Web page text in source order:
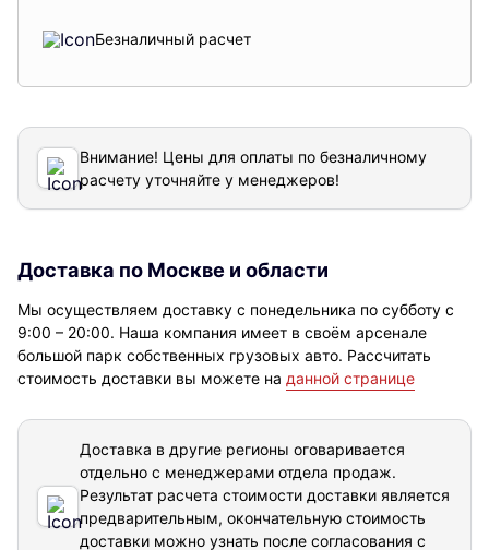
Безналичный расчет
Внимание! Цены для оплаты по безналичному
расчету уточняйте у менеджеров!
Доставка по Москве и области
Мы осуществляем доставку с понедельника по субботу с
9:00 – 20:00. Наша компания имеет в своём арсенале
большой парк собственных грузовых авто. Рассчитать
стоимость доставки вы можете на данной странице
Доставка в другие регионы оговаривается
отдельно с менеджерами отдела продаж.
Результат расчета стоимости доставки является
предварительным, окончательную стоимость
доставки можно узнать после согласования с